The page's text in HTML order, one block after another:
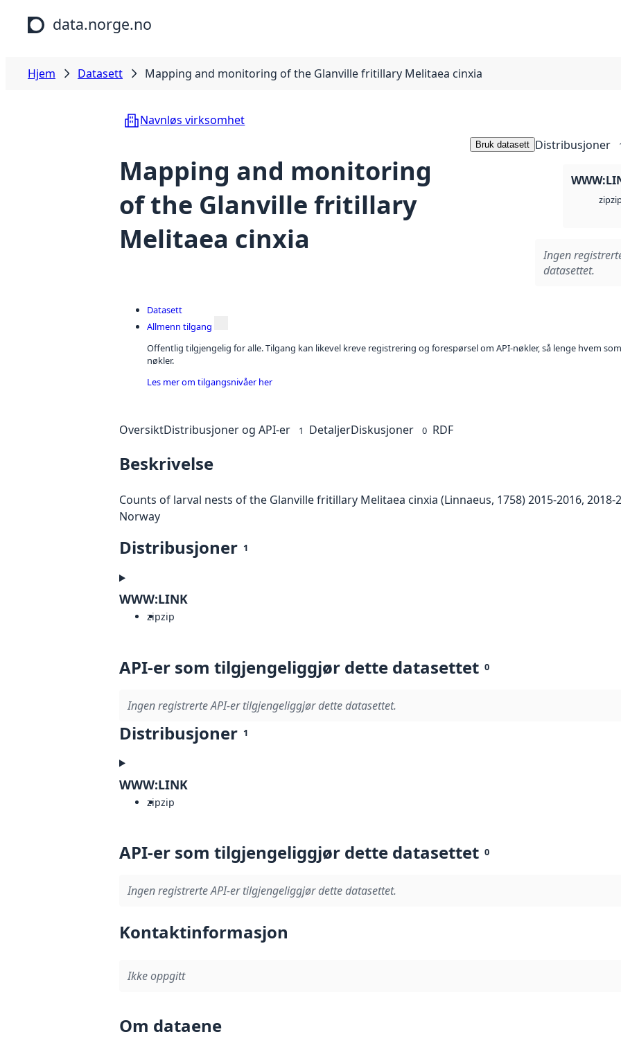
Hopp til hovedinnhold
data.norge.no
Hjem Datasett Mapping and monitoring of the Glanville fritillary Melitaea cinxia
Navnløs virksomhet
Mapping and monitoring
of the Glanville fritillary
Melitaea cinxia
Bruk datasett Distribusjoner
zip
Ingen
datasettet.
Datasett
Allmenn tilgang
Offentlig tilgjengelig for alle. Tilgang kan likevel kreve registrering og forespørsel om API-nøkler, så lenge hvem
nøkler.
Les mer om tilgangsnivåer her
OversiktDistribusjoner og API-er 1 DetaljerDiskusjoner 0 RDF
Beskrivelse
Counts of larval nests of the Glanville fritillary Melitaea cinxia (Linnaeus, 1758) 2015-2016,
Norway
Distribusjoner 1
WWW:LINK
zipzip
API-er som tilgjengeliggjør dette datasettet 0
Ingen registrerte API-er tilgjengeliggjør dette datasettet.
Distribusjoner 1
WWW:LINK
zipzip
API-er som tilgjengeliggjør dette datasettet 0
Ingen registrerte API-er tilgjengeliggjør dette datasettet.
Kontaktinformasjon
Ikke oppgitt
Om dataene